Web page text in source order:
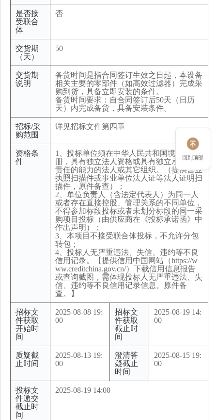
是否接
受联合
体
否
交货期
（天）
50
交货期
说明
备货时间是指合同签订生效之日起，本设备
相关主要的零部件（如高效过滤器）完成采
购到货，具备立即安装的条件。
备货时间要求：自合同签订后50天（日历
天）内完成备货，具备安装条件。
招标/采
购范围
详见招标文件第四章
资格条
件
1、投标单位须在中华人民共和国境内注
册，具有独立法人资格或具有独立承担民事
责任的能力的法人或其它组织。（提供营业
执照扫描件或事业单位法人证等法人证明扫
描件，原件备查）；
2、单位负责人（含法定代表人）为同一人
或者存在直接控股、管理关系的不同单位，
不得参加标段投标或者未划分标段的同一采
购项目投标（由供应商在《投标承诺函》中
作出声明）；
3、本项目不接受联合体投标，不允许分包
转包；
4、投标人无严重违法、失信、违约等不良
信用记录。【提供信用中国网站（https://w
ww.creditchina.gov.cn/）下载信用信息报告
或查询截图，需体现投标人无严重违法、失
信、违约等不良信用记录信息。原件备
查。】
招标文
件获取
开始时
间
2025-08-08 19:
00
招标文
件获取
截止时
间
2025-08-19 14:
00
质疑截
止时间
2025-08-13 19:
00
澄清答
疑截止
时间
2025-08-15 19:
00
投标文
件递交
截止时
间
2025-08-19 14:00
回到顶部